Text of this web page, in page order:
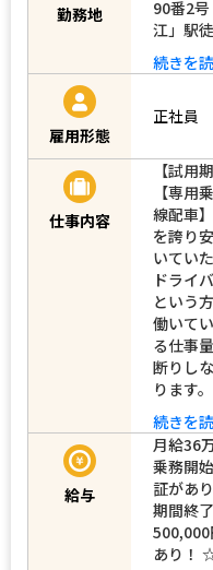
勤務地
90番2
江」駅
続きを
雇用形態
正社員
仕事内容
【試用
【専用
線配車
を誇り
いてい
ドライ
という
働いて
る仕事
断りし
ります
続きを
給与
月給36
乗務開
証があ
期間終
あり！